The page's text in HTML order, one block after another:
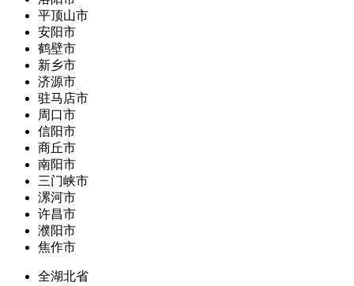
平顶山市
安阳市
鹤壁市
新乡市
济源市
驻马店市
周口市
信阳市
商丘市
南阳市
三门峡市
漯河市
许昌市
濮阳市
焦作市
全湖北省